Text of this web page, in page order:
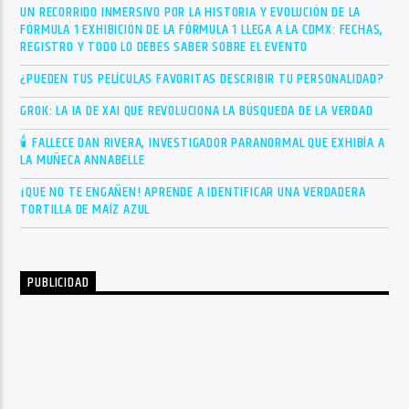
UN RECORRIDO INMERSIVO POR LA HISTORIA Y EVOLUCIÓN DE LA
FÓRMULA 1 EXHIBICIÓN DE LA FÓRMULA 1 LLEGA A LA CDMX: FECHAS,
REGISTRO Y TODO LO DEBES SABER SOBRE EL EVENTO
¿PUEDEN TUS PELÍCULAS FAVORITAS DESCRIBIR TU PERSONALIDAD?
GROK: LA IA DE XAI QUE REVOLUCIONA LA BÚSQUEDA DE LA VERDAD
🕯 FALLECE DAN RIVERA, INVESTIGADOR PARANORMAL QUE EXHIBÍA A
LA MUÑECA ANNABELLE
¡QUE NO TE ENGAÑEN! APRENDE A IDENTIFICAR UNA VERDADERA
TORTILLA DE MAÍZ AZUL
PUBLICIDAD